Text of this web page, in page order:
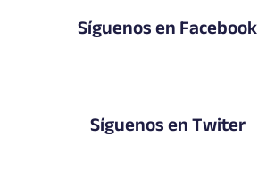
Síguenos en Facebook
Síguenos en Twiter